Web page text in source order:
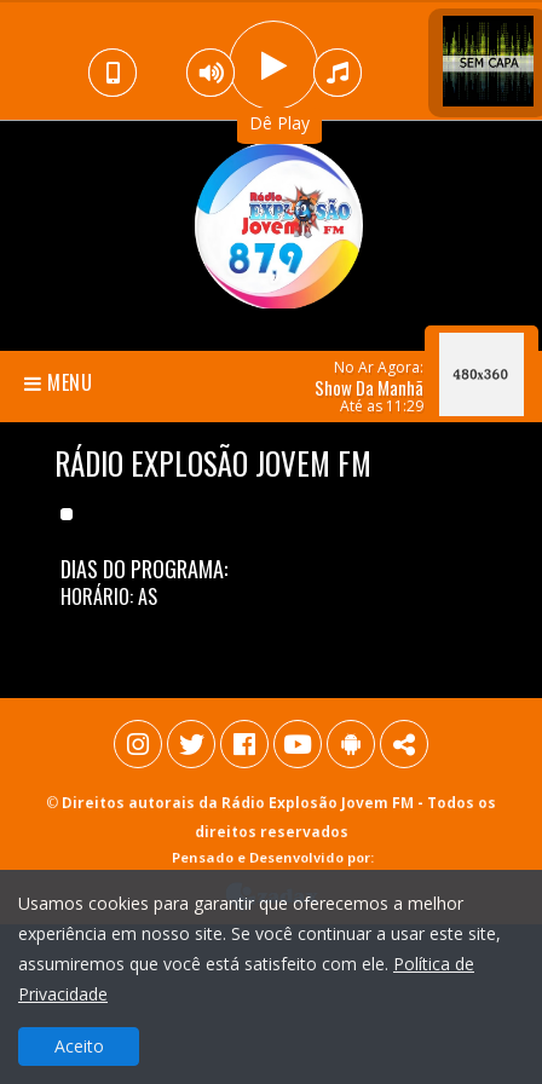
Dê Play
MENU
No Ar Agora:
Show Da Manhã
Até as 11:29
RÁDIO EXPLOSÃO JOVEM FM
DIAS DO PROGRAMA:
HORÁRIO: AS
© Direitos autorais da Rádio Explosão Jovem FM - Todos os
direitos reservados
Pensado e Desenvolvido por:
Aceito
Usamos cookies para garantir que oferecemos a melhor
experiência em nosso site. Se você continuar a usar este site,
assumiremos que você está satisfeito com ele. Política de
Privacidade